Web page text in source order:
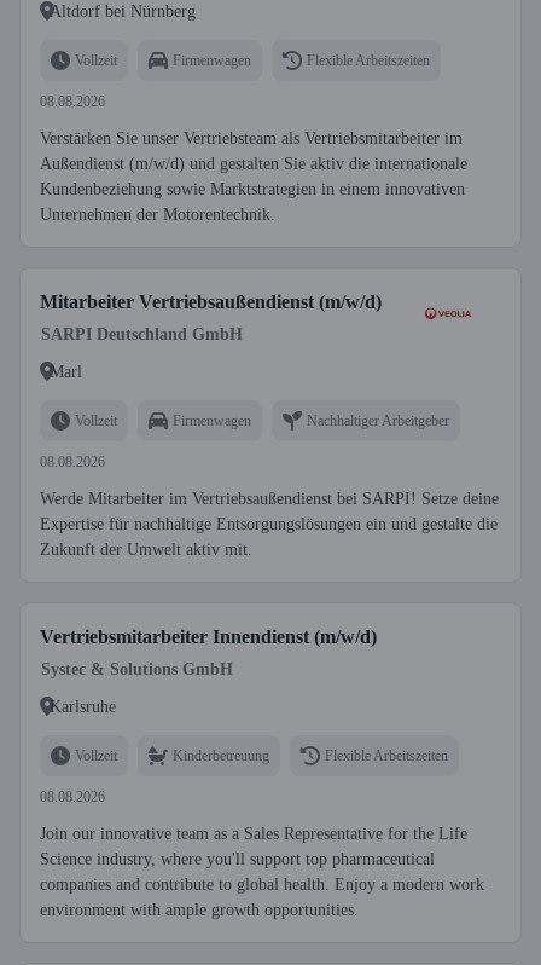
Altdorf bei Nürnberg
Vollzeit Firmenwagen Flexible Arbeitszeiten
08.08.2026
Verstärken Sie unser Vertriebsteam als Vertriebsmitarbeiter im
Außendienst (m/w/d) und gestalten Sie aktiv die internationale
Kundenbeziehung sowie Marktstrategien in einem innovativen
Unternehmen der Motorentechnik.
Mitarbeiter Vertriebsaußendienst (m/w/d)
SARPI Deutschland GmbH
Marl
Vollzeit Firmenwagen Nachhaltiger Arbeitgeber
08.08.2026
Werde Mitarbeiter im Vertriebsaußendienst bei SARPI! Setze deine
Expertise für nachhaltige Entsorgungslösungen ein und gestalte die
Zukunft der Umwelt aktiv mit.
Vertriebsmitarbeiter Innendienst (m/w/d)
Systec & Solutions GmbH
Karlsruhe
Vollzeit Kinderbetreuung Flexible Arbeitszeiten
08.08.2026
Join our innovative team as a Sales Representative for the Life
Science industry, where you'll support top pharmaceutical
companies and contribute to global health. Enjoy a modern work
environment with ample growth opportunities.